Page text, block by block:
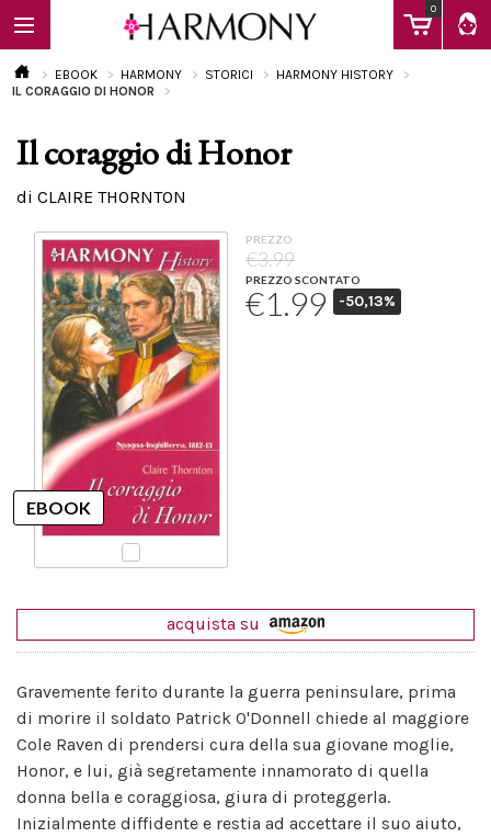
0
EBOOK
Calendario
EBOOK HARMONY STORICI
HARMONY HISTORY
IL CORAGGIO DI HONOR
Il coraggio di Honor
di CLAIRE THORNTON
PREZZO
€3.99
PREZZO SCONTATO
€1.99 -50,13%
acquista su
Gravemente ferito durante la guerra peninsulare, prima
di morire il soldato Patrick O'Donnell chiede al maggiore
Cole Raven di prendersi cura della sua giovane moglie,
Honor, e lui, già segretamente innamorato di quella
donna bella e coraggiosa, giura di proteggerla.
Inizialmente diffidente e restia ad accettare il suo aiuto,